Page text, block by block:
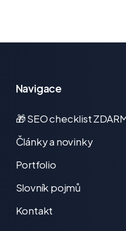
Navigace
🎁 SEO checklist
Články a novinky
Portfolio
Slovník pojmů
Kontakt